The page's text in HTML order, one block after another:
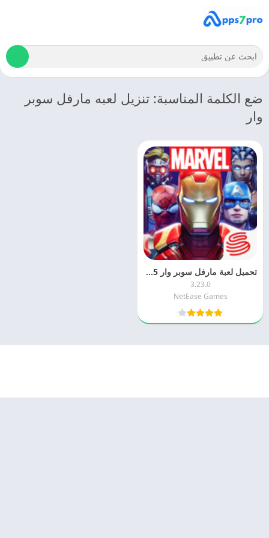
ضع الكلمة المناسبة: تنزيل لعبه مارفل سوبر
وار
تحميل لعبة مارفل سوبر وار Marvel Super War APK 2025 مجانا
3.23.0
NetEase Games